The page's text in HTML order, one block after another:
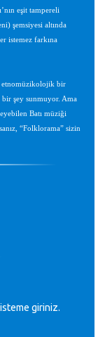
eşit tampereli
şemsiyesi altında
istemez farkına
etnomüzikolojik bir
bir şey sunmuyor. Ama
Batı müziği
“Folklorama” sizin
giriniz.